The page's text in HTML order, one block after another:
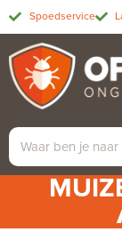
Spoedservice